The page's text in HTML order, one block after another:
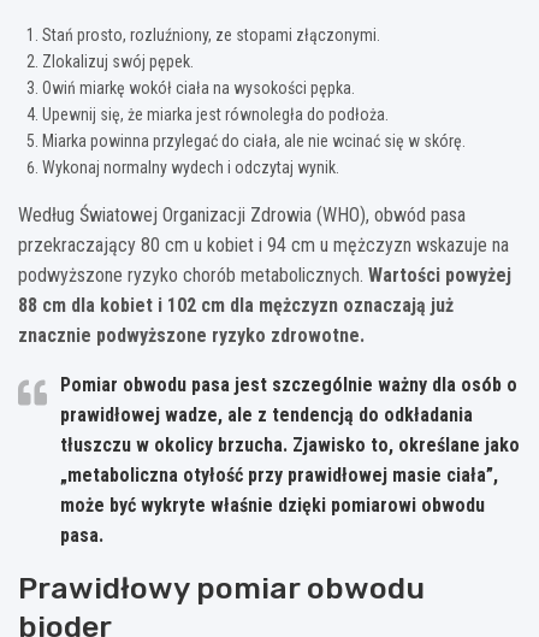
Stań prosto, rozluźniony, ze stopami złączonymi.
Zlokalizuj swój pępek.
Owiń miarkę wokół ciała na wysokości pępka.
Upewnij się, że miarka jest równoległa do podłoża.
Miarka powinna przylegać do ciała, ale nie wcinać się w skórę.
Wykonaj normalny wydech i odczytaj wynik.
Według Światowej Organizacji Zdrowia (WHO), obwód pasa
przekraczający 80 cm u kobiet i 94 cm u mężczyzn wskazuje na
podwyższone ryzyko chorób metabolicznych. Wartości powyżej
88 cm dla kobiet i 102 cm dla mężczyzn oznaczają już
znacznie podwyższone ryzyko zdrowotne.
Pomiar obwodu pasa jest szczególnie ważny dla osób o
prawidłowej wadze, ale z tendencją do odkładania
tłuszczu w okolicy brzucha. Zjawisko to, określane jako
„metaboliczna otyłość przy prawidłowej masie ciała”,
może być wykryte właśnie dzięki pomiarowi obwodu
pasa.
Prawidłowy pomiar obwodu
bioder